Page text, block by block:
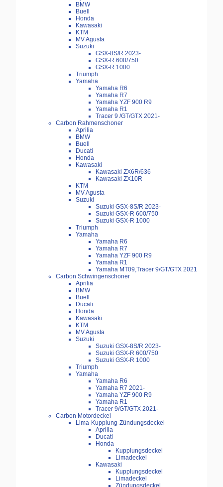
BMW
Buell
Honda
Kawasaki
KTM
MV Agusta
Suzuki
GSX-8S/R 2023-
GSX-R 600/750
GSX-R 1000
Triumph
Yamaha
Yamaha R6
Yamaha R7
Yamaha YZF 900 R9
Yamaha R1
Tracer 9 /GT/GTX 2021-
Carbon Rahmenschoner
Aprilia
BMW
Buell
Ducati
Honda
Kawasaki
Kawasaki ZX6R/636
Kawasaki ZX10R
KTM
MV Agusta
Suzuki
Suzuki GSX-8S/R 2023-
Suzuki GSX-R 600/750
Suzuki GSX-R 1000
Triumph
Yamaha
Yamaha R6
Yamaha R7
Yamaha YZF 900 R9
Yamaha R1
Yamaha MT09,Tracer 9/GT/GTX 2021
Carbon Schwingenschoner
Aprilia
BMW
Buell
Ducati
Honda
Kawasaki
KTM
MV Agusta
Suzuki
Suzuki GSX-8S/R 2023-
Suzuki GSX-R 600/750
Suzuki GSX-R 1000
Triumph
Yamaha
Yamaha R6
Yamaha R7 2021-
Yamaha YZF 900 R9
Yamaha R1
Tracer 9/GT/GTX 2021-
Carbon Motordeckel
Lima-Kupplung-Zündungsdeckel
Aprilia
Ducati
Honda
Kupplungsdeckel
Limadeckel
Kawasaki
Kupplungsdeckel
Limadeckel
Zündungsdeckel